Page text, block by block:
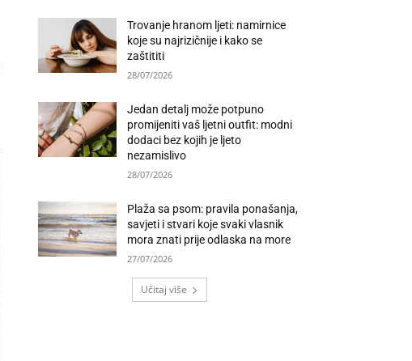
Trovanje hranom ljeti: namirnice
koje su najrizičnije i kako se
zaštititi
28/07/2026
Jedan detalj može potpuno
promijeniti vaš ljetni outfit: modni
dodaci bez kojih je ljeto
nezamislivo
28/07/2026
Plaža sa psom: pravila ponašanja,
savjeti i stvari koje svaki vlasnik
mora znati prije odlaska na more
27/07/2026
Učitaj više